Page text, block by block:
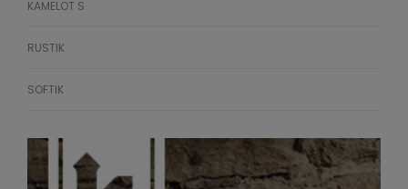
KAMELOT S
RUSTIK
SOFTIK